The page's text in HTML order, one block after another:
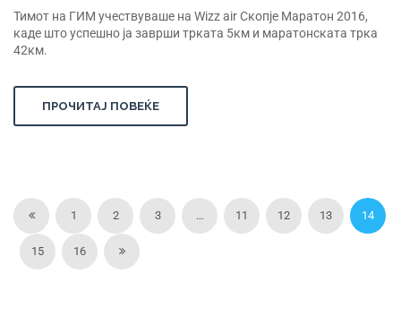
Тимот на ГИМ учествуваше на Wizz air Скопје Маратон 2016,
каде што успешно ја заврши трката 5км и маратонската трка
42км.
ПРОЧИТАЈ ПОВЕЌЕ
1 2 3 … 11 12 13 14
15 16